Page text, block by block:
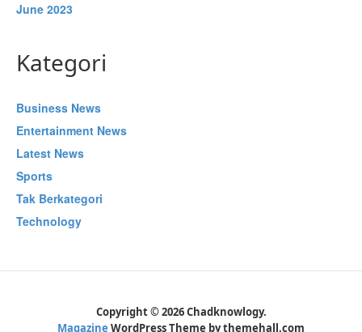
June 2023
Kategori
Business News
Entertainment News
Latest News
Sports
Tak Berkategori
Technology
Copyright © 2026 Chadknowlogy.
Magazine WordPress Theme by themehall.com